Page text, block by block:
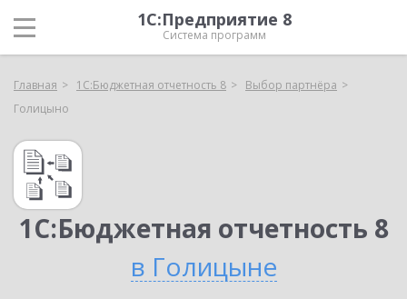
1С:Предприятие 8
Система программ
Главная 1С:Бюджетная отчетность 8
Выбор партнёра
Голицыно
1С:Бюджетная отчетность 8
в Голицыне